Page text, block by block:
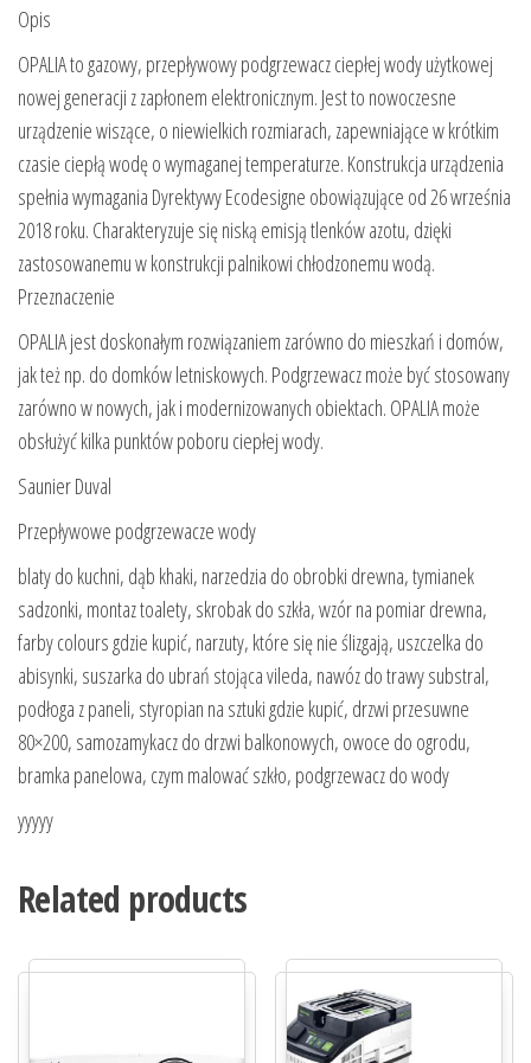
Opis
OPALIA to gazowy, przepływowy podgrzewacz ciepłej wody użytkowej
nowej generacji z zapłonem elektronicznym. Jest to nowoczesne
urządzenie wiszące, o niewielkich rozmiarach, zapewniające w krótkim
czasie ciepłą wodę o wymaganej temperaturze. Konstrukcja urządzenia
spełnia wymagania Dyrektywy Ecodesigne obowiązujące od 26 września
2018 roku. Charakteryzuje się niską emisją tlenków azotu, dzięki
zastosowanemu w konstrukcji palnikowi chłodzonemu wodą.
Przeznaczenie
OPALIA jest doskonałym rozwiązaniem zarówno do mieszkań i domów,
jak też np. do domków letniskowych. Podgrzewacz może być stosowany
zarówno w nowych, jak i modernizowanych obiektach. OPALIA może
obsłużyć kilka punktów poboru ciepłej wody.
Saunier Duval
Przepływowe podgrzewacze wody
blaty do kuchni, dąb khaki, narzedzia do obrobki drewna, tymianek
sadzonki, montaz toalety, skrobak do szkła, wzór na pomiar drewna,
farby colours gdzie kupić, narzuty, które się nie ślizgają, uszczelka do
abisynki, suszarka do ubrań stojąca vileda, nawóz do trawy substral,
podłoga z paneli, styropian na sztuki gdzie kupić, drzwi przesuwne
80×200, samozamykacz do drzwi balkonowych, owoce do ogrodu,
bramka panelowa, czym malować szkło, podgrzewacz do wody
yyyyy
Related products